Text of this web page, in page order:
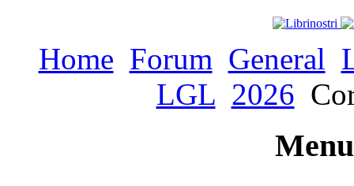
Home Forum General
LGL 2026